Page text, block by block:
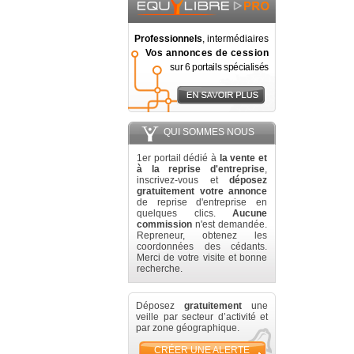
Professionnels, intermédiaires
Vos annonces de cession
sur 6 portails spécialisés
QUI SOMMES NOUS
1er portail dédié à la vente et
à la reprise d'entreprise,
inscrivez-vous et déposez
gratuitement votre annonce
de reprise d'entreprise en
quelques clics. Aucune
commission n'est demandée.
Repreneur, obtenez les
coordonnées des cédants.
Merci de votre visite et bonne
recherche.
Déposez gratuitement une
veille par secteur d’activité et
par zone géographique.
CRÉER UNE ALERTE